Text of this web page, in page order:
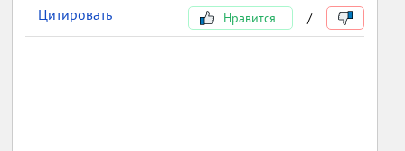
Цитировать
Нравится /